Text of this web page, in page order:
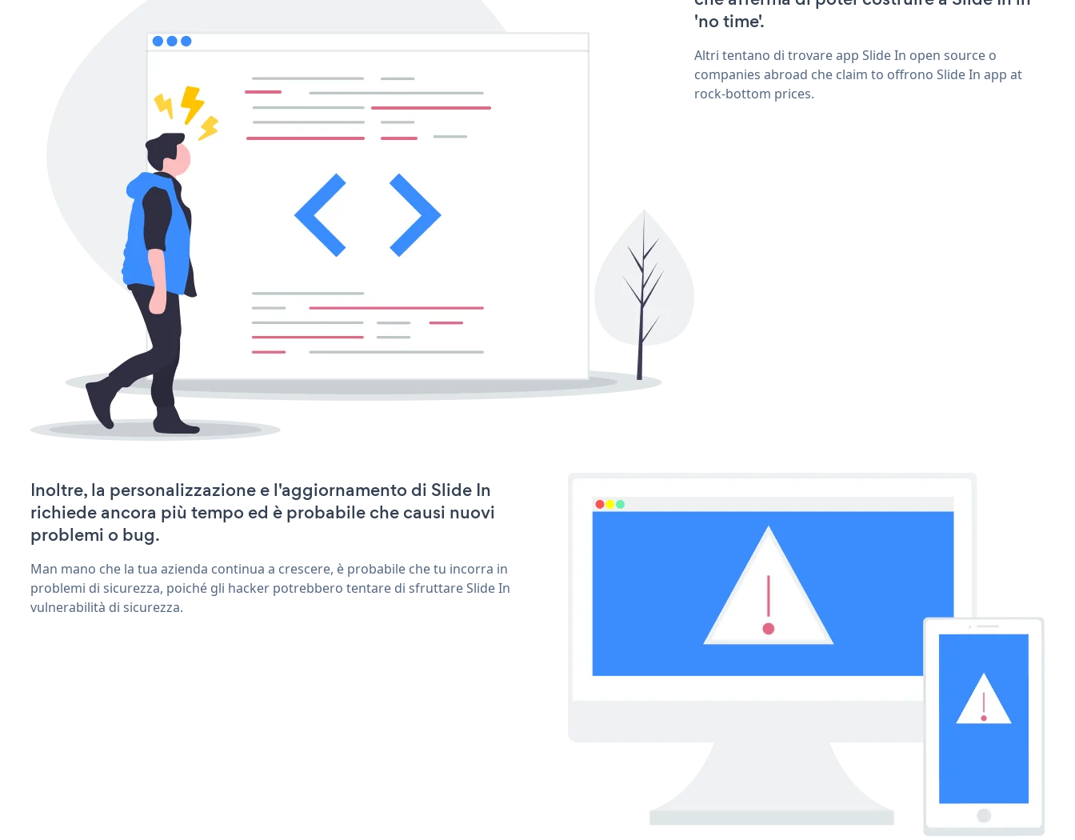
'no time'.
Altri tentano di trovare app Slide In open source o
companies abroad che claim to offrono Slide In app at
rock-bottom prices.
Inoltre, la personalizzazione e l'aggiornamento di Slide In
richiede ancora più tempo ed è probabile che causi nuovi
problemi o bug.
Man mano che la tua azienda continua a crescere, è probabile che tu incorra in
problemi di sicurezza, poiché gli hacker potrebbero tentare di sfruttare Slide In
vulnerabilità di sicurezza.